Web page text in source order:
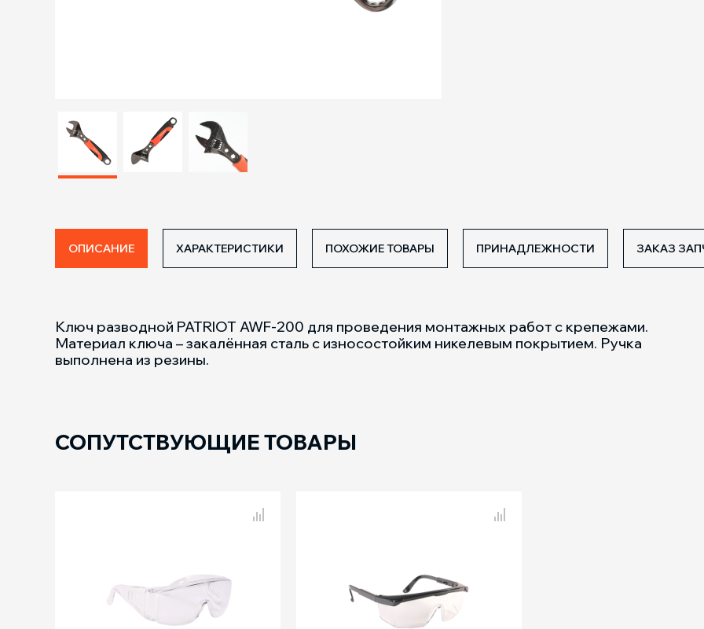
ОПИСАНИЕ ХАРАКТЕРИСТИКИ ПОХОЖИЕ ТОВАРЫ ПРИНАДЛЕЖНОСТИ ЗАКАЗ
Ключ разводной PATRIOT AWF-200 для проведения монтажных работ с крепежами.
Материал ключа – закалённая сталь с износостойким никелевым покрытием. Ручка
выполнена из резины.
СОПУТСТВУЮЩИЕ ТОВАРЫ